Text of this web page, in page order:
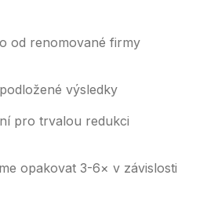
od renomované firmy
výsledky
pro trvalou redukci
opakovat 3-6× v závislosti